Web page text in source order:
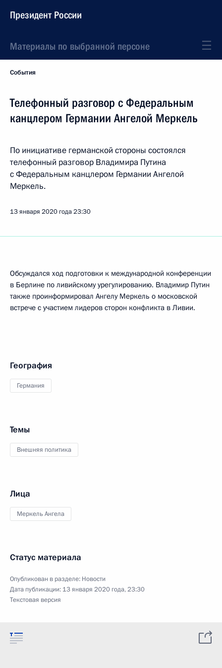
Президент России
Материалы по выбранной персоне
События
Телефонный разговор с Федеральным
канцлером Германии Ангелой Меркель
По инициативе германской стороны состоялся
телефонный разговор Владимира Путина
с Федеральным канцлером Германии Ангелой
Меркель.
13 января 2020 года23:30
Обсуждался ход подготовки к международной конференции
в Берлине по ливийскому урегулированию. Владимир Путин
также проинформировал Ангелу Меркель о московской
встрече с участием лидеров сторон конфликта в Ливии.
География
Германия
Темы
Внешняя политика
Лица
Меркель Ангела
Статус материала
Опубликован в разделе: Новости
Дата публикации: 13 января 2020 года, 23:30
Текстовая версия